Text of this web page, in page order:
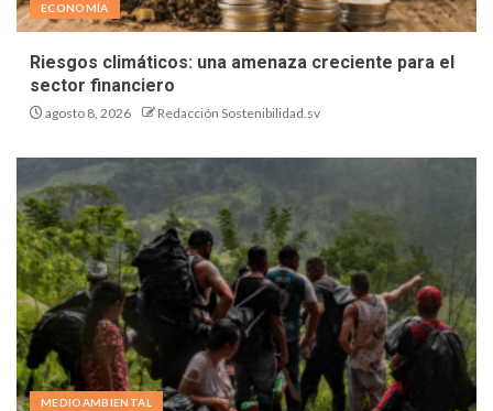
ECONOMÍA
Riesgos climáticos: una amenaza creciente para el
sector financiero
agosto 8, 2026 Redacción Sostenibilidad.sv
MEDIOAMBIENTAL